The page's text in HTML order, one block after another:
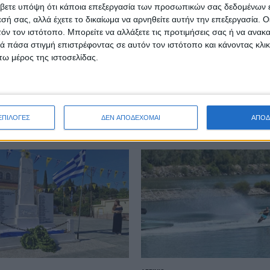
υπόψη ότι κάποια επεξεργασία των προσωπικών σας δεδομένων
σας, αλλά έχετε το δικαίωμα να αρνηθείτε αυτήν την επεξεργασία.
τον ιστότοπο. Μπορείτε να αλλάξετε τις προτιμήσεις σας ή να
στιγμή επιστρέφοντας σε αυτόν τον ιστότοπο και κάνοντας
μέρος της ιστοσελίδας.
ΔΕΝ ΑΠΟΔΕΧΟΜΑΙ
στην
2026
Δήμος Αγρινίου | Μωβ
φωταγώγηση για τη
7 Αυγούστου 2026